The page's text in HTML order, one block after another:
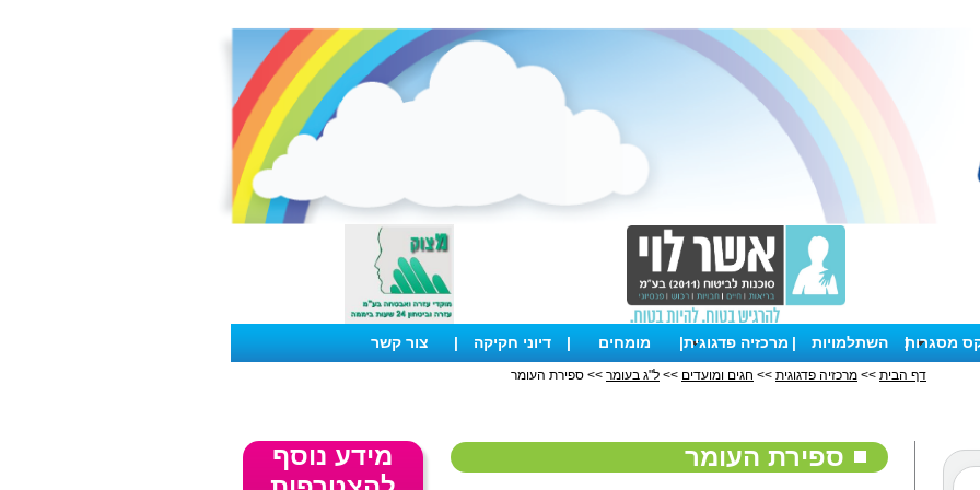
מסגרות
| השתלמויות | מרכזיה פדגוגית| מומחים | דיוני חקיקה | צור קשר
דף הבית >> מרכזיה פדגוגית >> חגים ומועדים >> ל"ג בעומר >> ספירת העומר
ספירת העומר
מידע נוסף